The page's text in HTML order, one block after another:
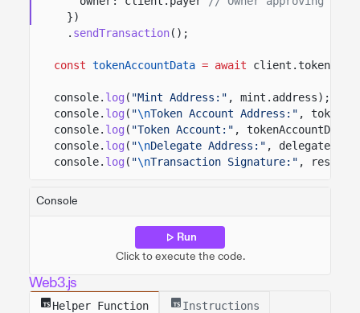
})
. sendTransaction();
const tokenAccountData = await
console. log ( "Mint Address:" , mint.address);
console. log ( "\nToken Account Address:" ,
console. log ( "Token Account:" ,
console. log ( "\nDelegate Address:" ,
console. log ( "\nTransaction Signature:" ,
Console
Run
Click to execute the code.
Web3.js
Helper Function Instructions